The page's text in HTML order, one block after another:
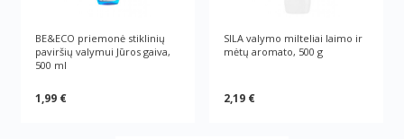
BE&ECO priemonė stiklinių
paviršių valymui Jūros gaiva,
500 ml
1,99 €
SILA valymo milteliai laimo ir
mėtų aromato, 500 g
2,19 €